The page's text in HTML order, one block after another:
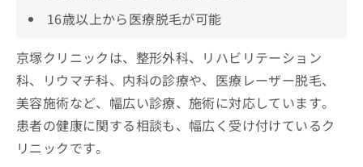
16歳以上から医療脱毛が可能
京塚クリニックは、整形外科、リハビリテーション
科、リウマチ科、内科の診療や、医療レーザー脱毛、
美容施術など、幅広い診療、施術に対応しています。
患者の健康に関する相談も、幅広く受け付けているク
リニックです。